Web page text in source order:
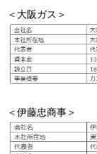
＜大阪ガス＞
＜伊藤忠商事＞